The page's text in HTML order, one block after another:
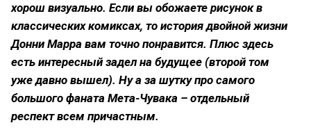
хорош визуально. Если вы обожаете рисунок в
классических комиксах, то история двойной жизни
Донни Марра вам точно понравится. Плюс здесь
есть интересный задел на будущее (второй том
уже давно вышел). Ну а за шутку про самого
большого фаната Мета-Чувака – отдельный
респект всем причастным.